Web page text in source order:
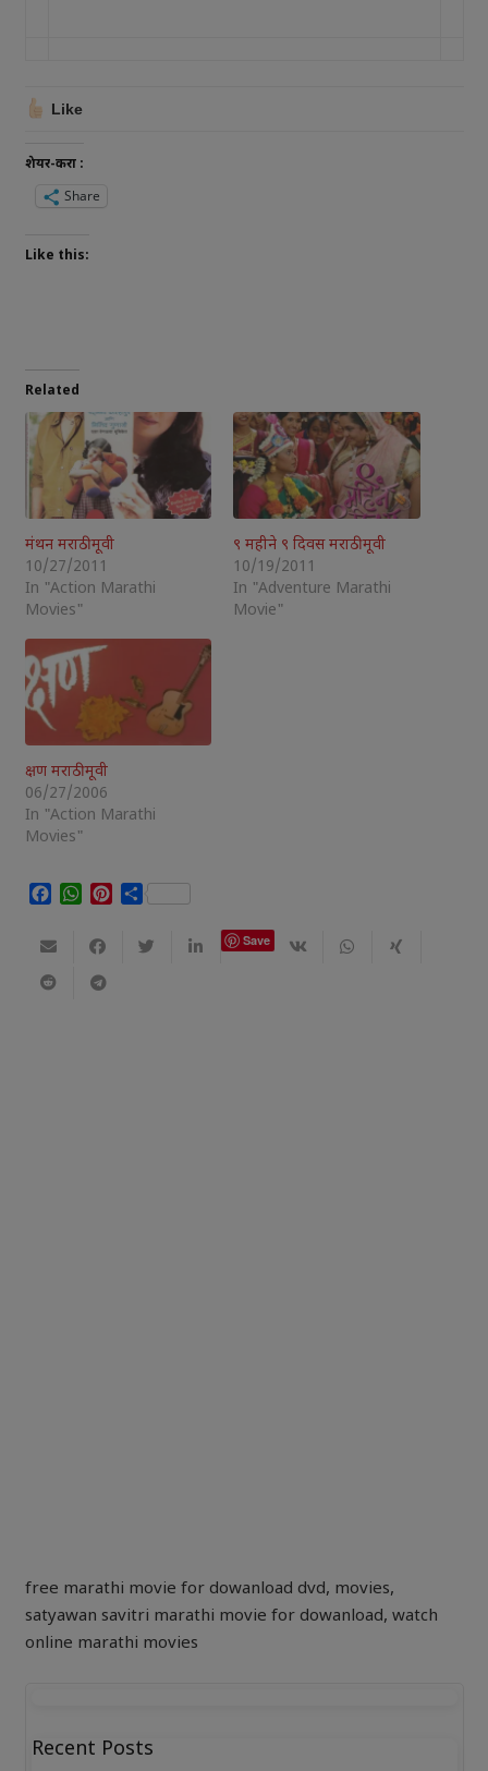
Like
शेयर-करा :
Share
Like this:
Related
मंथन मराठी मूवी
10/27/2011
In "Action Marathi
Movies"
९ महीने ९ दिवस मराठी मूवी
10/19/2011
In "Adventure Marathi
Movie"
क्षण मराठी मूवी
06/27/2006
In "Action Marathi
Movies"
Facebook
WhatsApp
Pinterest
Share
Save
free marathi movie for dowanload dvd, movies,
satyawan savitri marathi movie for dowanload, watch
online marathi movies
Recent Posts